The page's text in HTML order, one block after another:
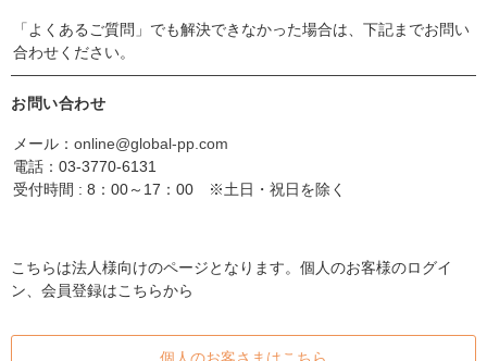
「よくあるご質問」でも解決できなかった場合は、下記までお問い
合わせください。
お問い合わせ
メール： online@global-pp.com
電話： 03-3770-6131
受付時間 : 8：00～17：00 ※土日・祝日を除く
こちらは法人様向けのページとなります。個人のお客様のログイ
ン、会員登録はこちらから